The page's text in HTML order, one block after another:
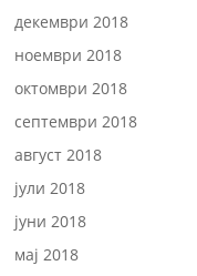
декември 2018
ноември 2018
октомври 2018
септември 2018
август 2018
јули 2018
јуни 2018
мај 2018